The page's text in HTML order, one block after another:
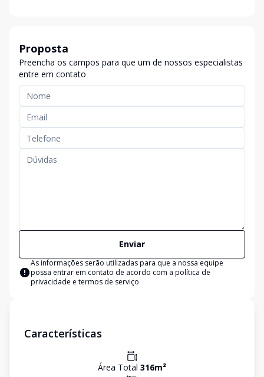
Proposta
Preencha os campos para que um de nossos especialistas
entre em contato
Enviar
As informações serão utilizadas para que a nossa equipe
possa entrar em contato de acordo com a política de
privacidade e termos de serviço
Características
Área Total 316m²